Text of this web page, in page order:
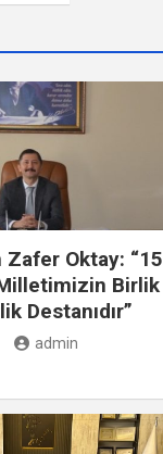
Zafer Oktay: “15
Birlik
Destanıdır”
admin